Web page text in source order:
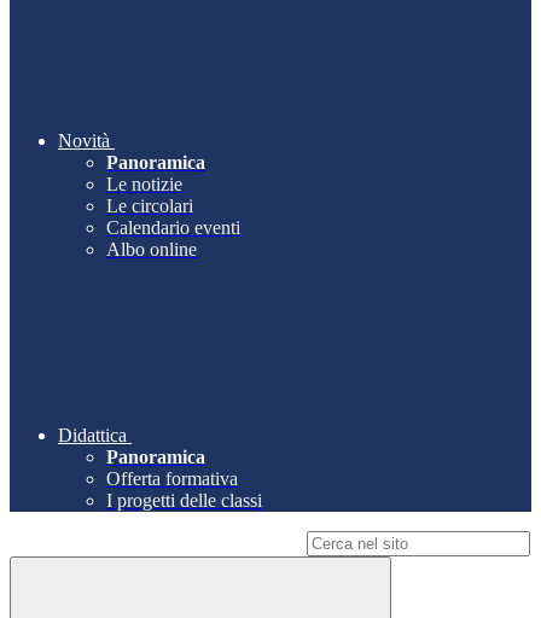
Novità
Panoramica
Le notizie
Le circolari
Calendario eventi
Albo online
Didattica
Panoramica
Offerta formativa
I progetti delle classi